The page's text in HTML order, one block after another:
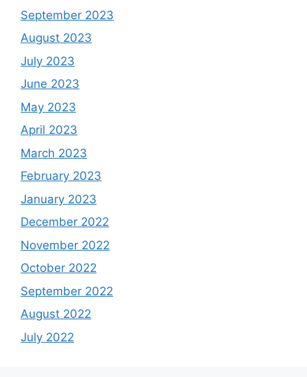
September 2023
August 2023
July 2023
June 2023
May 2023
April 2023
March 2023
February 2023
January 2023
December 2022
November 2022
October 2022
September 2022
August 2022
July 2022